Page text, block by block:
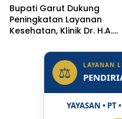
Bupati Garut Dukung
Peningkatan Layanan
Kesehatan, Klinik Dr. H.A.
Status Jadi Rumah Sakit
⚖ LAYANAN
YAYASAN • PT